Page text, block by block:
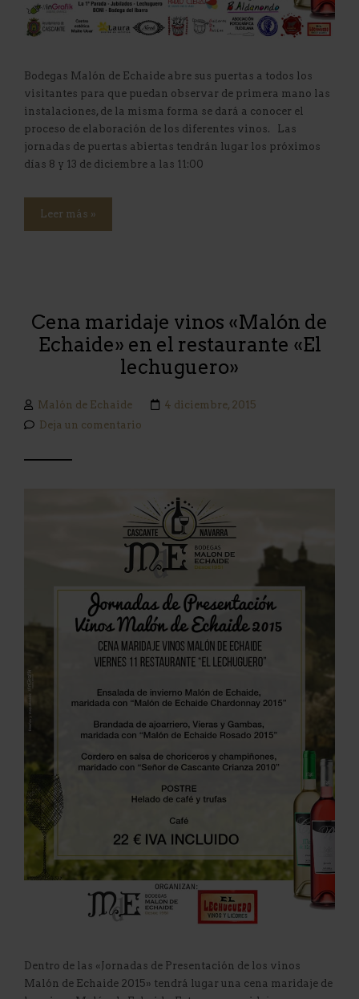
Bodegas Malón de Echaide abre sus puertas a todos los
visitantes para que puedan observar de primera mano las
instalaciones, de la misma forma se dará a conocer el
proceso de elaboración de los diferentes vinos. Las
jornadas de puertas abiertas tendrán lugar los próximos
días 8 y 13 de diciembre a las 11:00
Leer más »
Cena maridaje vinos «Malón de
Echaide» en el restaurante «El
lechuguero»
Malón de Echaide
4 diciembre, 2015
Deja un comentario
Dentro de las «Jornadas de Presentación de los vinos
Malón de Echaide 2015» tendrá lugar una cena maridaje de